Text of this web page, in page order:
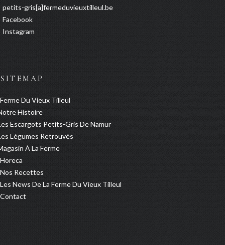
petits-gris[a]fermeduvieuxtilleul.be
Facebook
Instagram
SITEMAP
Ferme Du Vieux Tilleul
Histoire
Escargots Petits-Gris De Namur
Légumes Retrouvés
À La Ferme
Horeca
Nos Recettes
Les News De La Ferme Du Vieux Tilleul
Contact